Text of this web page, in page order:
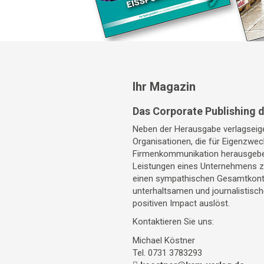
Ihr Magazin
Das Corporate Publishing
Neben der Herausgabe
Organisationen, die für
Firmenkommunikation
Leistungen eines Unternehmens
einen sympathischen
unterhaltsamen und
positiven Impact auslöst.
Kontaktieren Sie uns:
Michael Köstner
Tel. 0731 3783293